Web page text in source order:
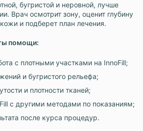
бугристой и неровной, лучше
Врач осмотрит зону, оценит глубину
и подберет план лечения.
помощи:
с плотными участками на InnoFill;
и бугристого рельефа;
и плотности тканей;
с другими методами по показаниям;
после курса процедур.